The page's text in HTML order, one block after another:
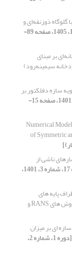
ذوزنقه‌ای و
[دوره 21، شماره 1، 1405، صفحه 89-
بر مبنای
سیمینه‌رود)
سازه دفلکتور بر
[دوره 17، شماره 1، 1401، صفحه 15-
Numerical
of Symmetric
ناشی از
[دوره 17، شماره 3، 1401،
پایه های
استوانه ای با استفاده از گام زمانی یک و دو گانه و روش های RANS و
ای بر میزان
[دوره 1، شماره 2،